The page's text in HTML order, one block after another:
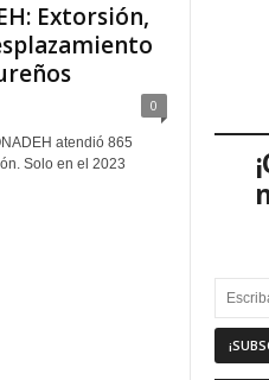
Extorsión,
0
atendió 865
Solo en el 2023